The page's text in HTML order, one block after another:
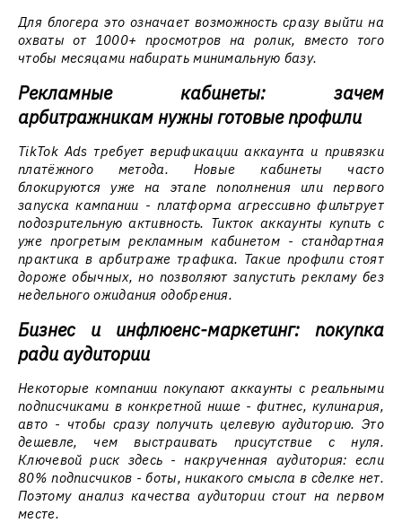
Для блогера это означает возможность сразу выйти на
охваты от 1000+ просмотров на ролик, вместо того
чтобы месяцами набирать минимальную базу.
Рекламные кабинеты: зачем
арбитражникам нужны готовые профили
TikTok Ads требует верификации аккаунта и привязки
платёжного метода. Новые кабинеты часто
блокируются уже на этапе пополнения или первого
запуска кампании - платформа агрессивно фильтрует
подозрительную активность. Тикток аккаунты купить с
уже прогретым рекламным кабинетом - стандартная
практика в арбитраже трафика. Такие профили стоят
дороже обычных, но позволяют запустить рекламу без
недельного ожидания одобрения.
Бизнес и инфлюенс-маркетинг: покупка
ради аудитории
Некоторые компании покупают аккаунты с реальными
подписчиками в конкретной нише - фитнес, кулинария,
авто - чтобы сразу получить целевую аудиторию. Это
дешевле, чем выстраивать присутствие с нуля.
Ключевой риск здесь - накрученная аудитория: если
80% подписчиков - боты, никакого смысла в сделке нет.
Поэтому анализ качества аудитории стоит на первом
месте.